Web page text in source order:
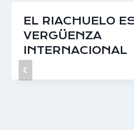
EL RIACHUELO
VERGÜENZA
INTERNACIONAL